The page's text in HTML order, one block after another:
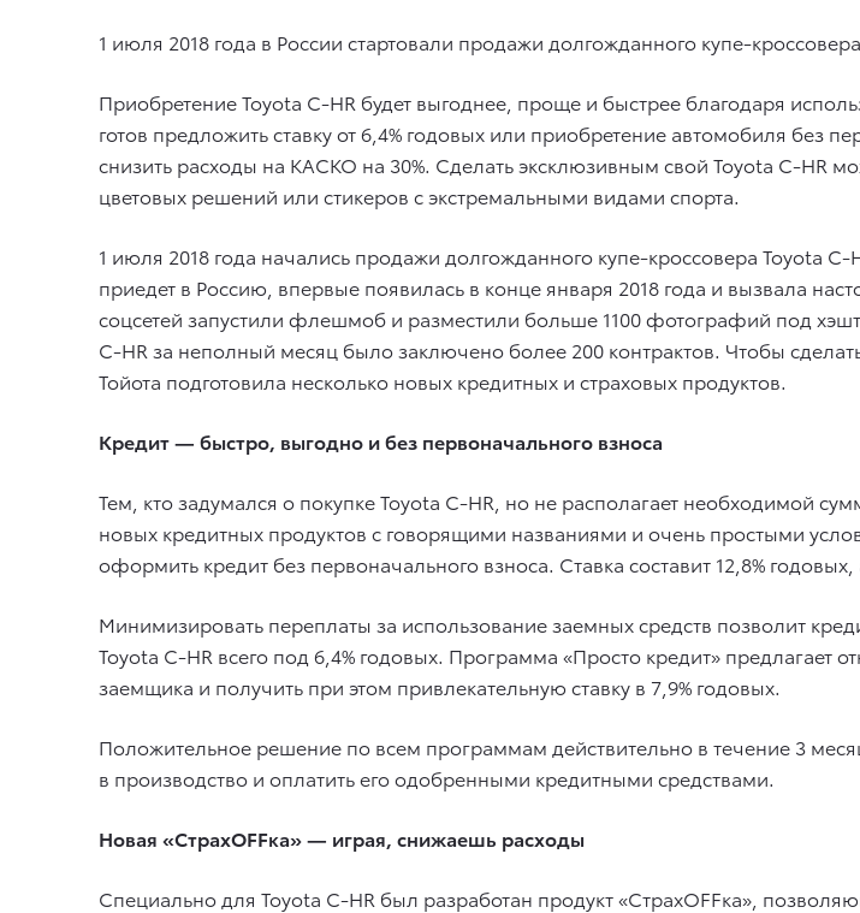
1 июля 2018 года в России стартовали продажи долгожданного купе-
Приобретение Toyota C-HR будет выгоднее, проще и быстрее благодаря
готов предложить ставку от 6,4% годовых или приобретение автомобиля без
снизить расходы на КАСКО на 30%. Сделать эксклюзивным свой Toyota C-HR
цветовых решений или стикеров с экстремальными видами спорта.
1 июля 2018 года начались продажи долгожданного купе-кроссовера Toyota
приедет в Россию, впервые появилась в конце января 2018 года и вызвала
соцсетей запустили флешмоб и разместили больше 1100 фотографий под
C-HR за неполный месяц было заключено более 200 контрактов. Чтобы
Тойота подготовила несколько новых кредитных и страховых продуктов.
Кредит — быстро, выгодно и без первоначального взноса
Тем, кто задумался о покупке Toyota C-HR, но не располагает необходимой
новых кредитных продуктов с говорящими названиями и очень простыми
оформить кредит без первоначального взноса. Ставка составит 12,8%
Минимизировать переплаты за использование заемных средств позволит
Toyota C-HR всего под 6,4% годовых. Программа «Просто кредит» предлагает
заемщика и получить при этом привлекательную ставку в 7,9% годовых.
Положительное решение по всем программам действительно в течение 3
в производство и оплатить его одобренными кредитными средствами.
Новая «СтрахOFFка» — играя, снижаешь расходы
Специально для Toyota C-HR был разработан продукт «СтрахOFFка»,